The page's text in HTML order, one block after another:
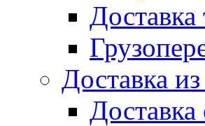
Доставка